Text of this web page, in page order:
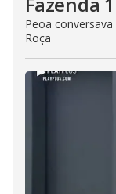
Peoa
Roça